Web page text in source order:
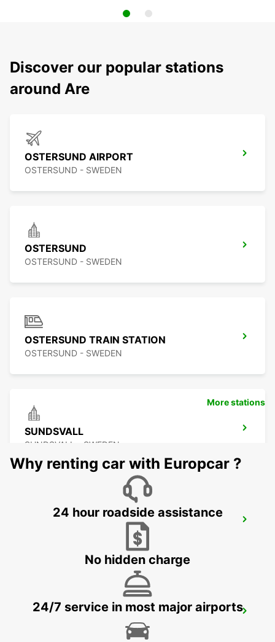
Discover our popular stations
around Are
OSTERSUND AIRPORT
OSTERSUND - SWEDEN
OSTERSUND
OSTERSUND - SWEDEN
OSTERSUND TRAIN STATION
OSTERSUND - SWEDEN
SUNDSVALL
SUNDSVALL - SWEDEN
SUNDSVALL MIDLANDA AIRPORT
SUNDSVALL TRAIN STATION
More stations
Why renting car with Europcar ?
24 hour roadside assistance
No hidden charge
24/7 service in most major airports